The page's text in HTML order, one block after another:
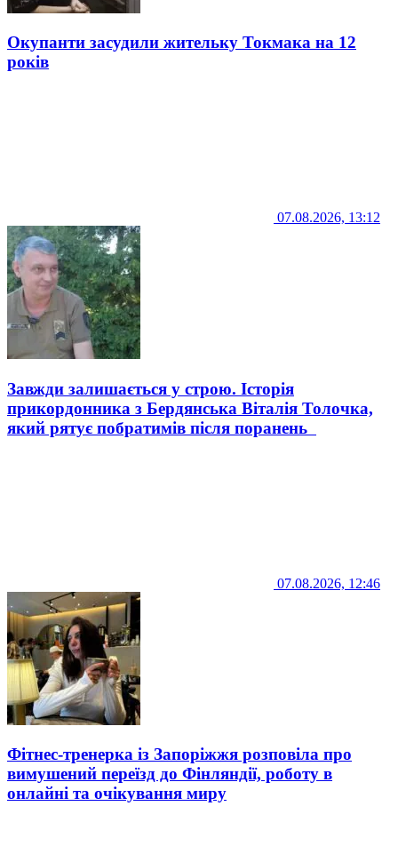
Окупанти засудили жительку Токмака на 12
років
07.08.2026, 13:12
Завжди залишається у строю. Історія
прикордонника з Бердянська Віталія Толочка,
який рятує побратимів після поранень
07.08.2026, 12:46
Фітнес-тренерка із Запоріжжя розповіла про
вимушений переїзд до Фінляндії, роботу в
онлайні та очікування миру